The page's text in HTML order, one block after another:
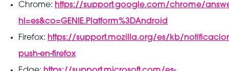
Chrome: https://support.google.com/chrome/
hl=es&co=GENIE.Platform%3DAndroid
Firefox: https://support.mozilla.org/es/kb/
push-en-firefox